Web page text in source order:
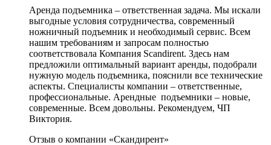
Аренда подъемника – ответственная задача. Мы искали
выгодные условия сотрудничества, современный
ножничный подъемник и необходимый сервис. Всем
нашим требованиям и запросам полностью
соответствовала Компания Scandirent. Здесь нам
предложили оптимальный вариант аренды, подобрали
нужную модель подъемника, пояснили все технические
аспекты. Специалисты компании – ответственные,
профессиональные. Арендные подъемники – новые,
современные. Всем довольны. Рекомендуем, ЧП
Виктория.
Отзыв о компании «Скандирент»